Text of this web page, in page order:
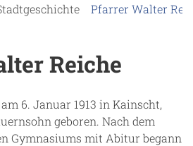
Pfarrer Walter
Reiche
6. Januar 1913 in Kainscht,
geboren. Nach dem
Gymnasiums mit Abitur begann